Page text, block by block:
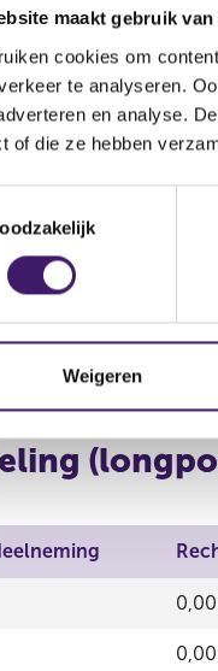
maakt gebruik
cookies om
te analyseren.
en analyse.
of die ze hebben
Weigeren
80.200,00
11.119,00
15.764,00
0,00
0,00